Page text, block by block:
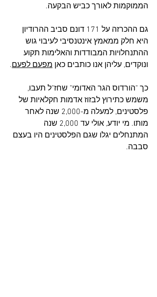
הממוקמות לאורך כביש הבקעה.
גם ההכרזה על 171 דונם סביב ההרודיון
היא חלק ממאמץ אינטנסיבי לעיבוי גוש
ההתנחלויות המבודדות והאלימות תקוע
ונוקדים, עליהן אנו כותבים כאן מפעם לפעם.
כך "הורדוס הגר האדומי" שחז"ל תעבו,
משמש כתירוץ לבזוז אדמות חקלאיות של
פלסטינים, למעלה מ-2,000 שנה לאחר
מותו. מי יודע, אולי עד 2,000 שנה
המתנחלים יגלו שגם הפלסטינים היו בעצם
סבבה.